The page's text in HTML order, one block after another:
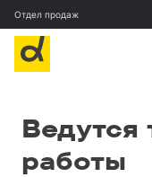
Отдел продаж
Ведутся
работы